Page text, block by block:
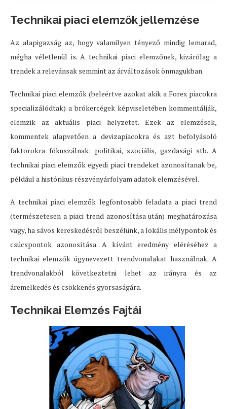
Technikai piaci elemzők jellemzése
Az alapigazság az, hogy valamilyen tényező mindig lemarad,
mégha véletlenül is. A technikai piaci elemzőnek, kizárólag a
trendek a relevánsak semmint az árváltozások önmagukban.
Technikai piaci elemzők (beleértve azokat akik a Forex piacokra
specializálódtak) a brókercégek képviseletében kommentálják,
elemzik az aktuális piaci helyzetet. Ezek az elemzések,
kommentek alapvetően a devizapiacokra és azt befolyásoló
faktorokra fókuszálnak: politikai, szociális, gazdasági stb. A
technikai piaci elemzők egyedi piaci trendeket azonosítanak be,
például a histórikus részvényárfolyam adatok elemzésével.
A technikai piaci elemzők legfontosabb feladata a piaci trend
(természetesen a piaci trend azonosítása után) meghatározása
vagy, ha sávos kereskedésről beszélünk, a lokális mélypontok és
csúcspontok azonosítása. A kívánt eredmény eléréséhez a
technikai elemzők úgynevezett trendvonalakat használnak. A
trendvonalakból következtetni lehet az irányra és az
áremelkedés és csökkenés gyorsaságára.
Technikai Elemzés Fajtái